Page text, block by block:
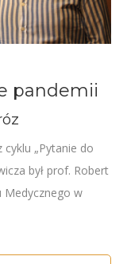
pandemii
cyklu „Pytanie do
był prof. Robert
Medycznego w